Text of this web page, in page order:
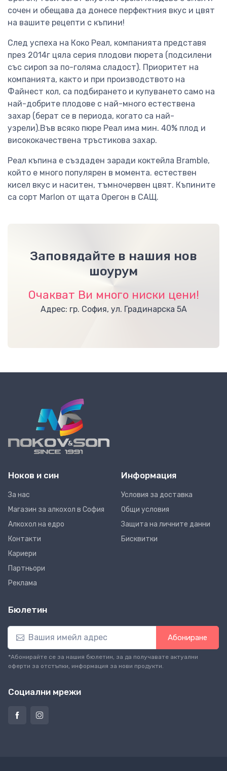
сочен и обещава да донесе перфектния вкус и цвят
на вашите рецепти с къпини!
След успеха на Коко Реал, компанията представя
през 2014г цяла серия плодови пюрета (подсилени
със сироп за по-голяма сладост). Приоритет на
компанията, както и при производството на
Файнест кол, са подбирането и купуването само на
най-добрите плодове с най-много естествена
захар (берат се в периода, когато са най-
узрели).Във всяко пюре Реал има мин. 40% плод и
висококачествена тръстикова захар.
Реал къпина е създаден заради коктейла Bramble,
който е много популярен в момента. естествен
кисел вкус и наситен, тъмночервен цвят. Къпините
са сорт Marlon от щата Орегон в САЩ.
Заповядайте в нашия нов
шоурум
Очакват Ви много ниски цени!
Адрес: гр. София, ул. Градинарска 5А
Ноков и син
За нас
Магазин за алкохол в София
Алкохол на едро
Контакти
Кариери
Партньори
Реклама
Информация
Условия за доставка
Общи условия
Защита на личните данни
Бисквитки
Бюлетин
Абониране
*Абонирайте се за нашия бюлетин, за да получавате актуални
оферти за отстъпки, информация за нови продукти.
Социални мрежи